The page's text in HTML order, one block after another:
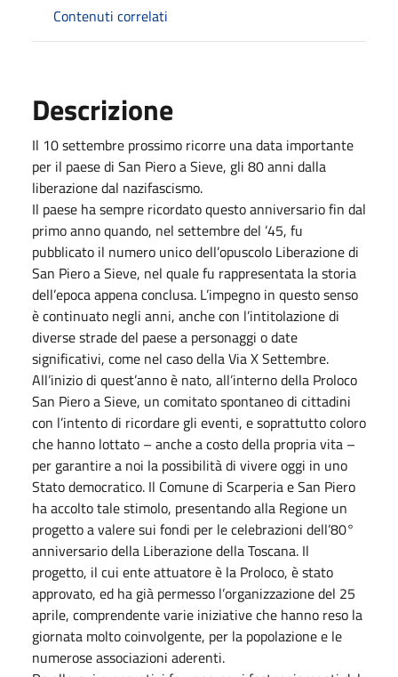
Contenuti correlati
Descrizione
Il 10 settembre prossimo ricorre una data importante
per il paese di San Piero a Sieve, gli 80 anni dalla
liberazione dal nazifascismo.
Il paese ha sempre ricordato questo anniversario fin dal
primo anno quando, nel settembre del ’45, fu
pubblicato il numero unico dell’opuscolo Liberazione di
San Piero a Sieve, nel quale fu rappresentata la storia
dell’epoca appena conclusa. L’impegno in questo senso
è continuato negli anni, anche con l’intitolazione di
diverse strade del paese a personaggi o date
significativi, come nel caso della Via X Settembre.
All’inizio di quest’anno è nato, all’interno della Proloco
San Piero a Sieve, un comitato spontaneo di cittadini
con l’intento di ricordare gli eventi, e soprattutto coloro
che hanno lottato – anche a costo della propria vita –
per garantire a noi la possibilità di vivere oggi in uno
Stato democratico. Il Comune di Scarperia e San Piero
ha accolto tale stimolo, presentando alla Regione un
progetto a valere sui fondi per le celebrazioni dell’80°
anniversario della Liberazione della Toscana. Il
progetto, il cui ente attuatore è la Proloco, è stato
approvato, ed ha già permesso l’organizzazione del 25
aprile, comprendente varie iniziative che hanno reso la
giornata molto coinvolgente, per la popolazione e le
numerose associazioni aderenti.